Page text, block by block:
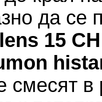
да се
15
смесят в